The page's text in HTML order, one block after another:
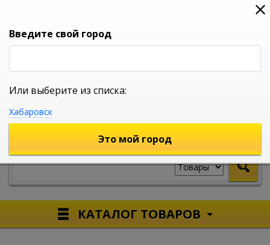
0
УНИВЕРСАЛЬНЫЙ ИНТЕРНЕТ МАГАЗИН
КАТАЛОГ ТОВАРОВ
Введите свой город
Или выберите из списка:
Хабаровск
Это мой город